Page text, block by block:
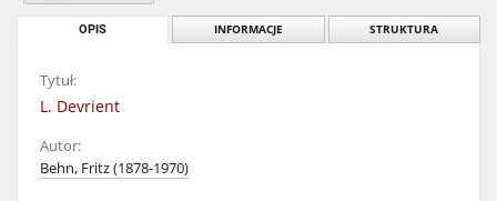
OPIS INFORMACJE STRUKTURA
Tytuł:
L. Devrient
Autor:
Behn, Fritz (1878-1970)